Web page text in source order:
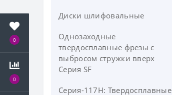
0
0
Диски шлифовальные
Однозаходные
твердосплавные фрезы с
выбросом стружки вверх
Серия SF
Серия-117H: Твердосплавные